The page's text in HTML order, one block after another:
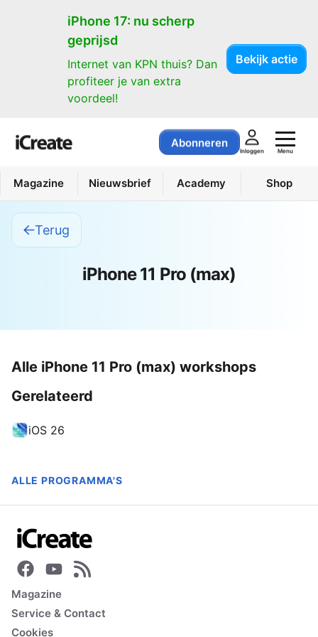
iPhone 17: nu scherp
geprijsd
Internet van KPN thuis? Dan
profiteer je van extra
voordeel!
Bekijk actie
Abonneren
Inloggen Menu
Magazine Nieuwsbrief Academy Shop
Terug
iPhone 11 Pro (max)
Gerelateerd
iOS 26
ALLE PROGRAMMA'S
Alle iPhone 11 Pro (max) workshops
Magazine
Service & Contact
Cookies